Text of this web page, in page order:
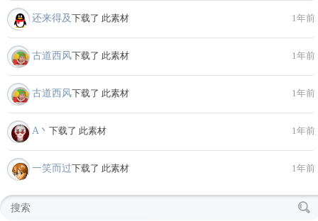
还来得及下载了 此素材 1年前
古道西风下载了 此素材 1年前
古道西风下载了 此素材 1年前
A丶 下载了 此素材 1年前
一笑而过下载了 此素材 1年前